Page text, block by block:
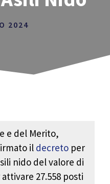
2024
e del Merito,
il decretoper
nido del valore di
27.558 posti